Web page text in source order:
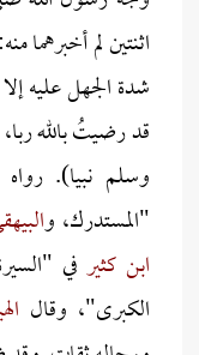
اثنتين لم
شدة الجهل عليه
قد رضيتُ بالله
وسلم نبيا). رواه
"المستدرك، و
ابن كثيرفي
الكبرى"، وقال